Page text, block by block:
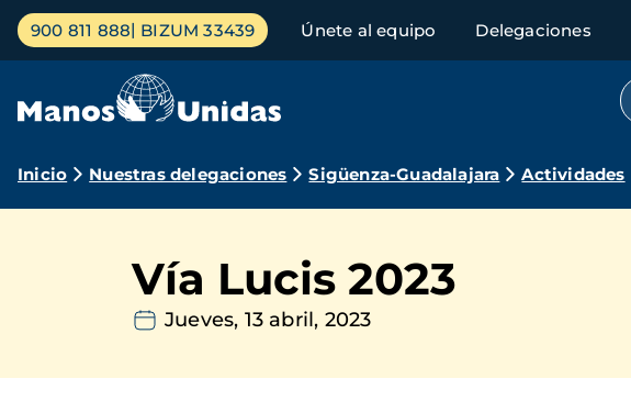
Pasar
contenido
Menú
principal
900 811 888 BIZUM 33439 Únete al equipo Delegaciones
Ruta
navegación
Inicio Nuestras delegaciones Sigüenza-Guadalajara Actividades
Vía Lucis 2023
Jueves, 13 abril, 2023